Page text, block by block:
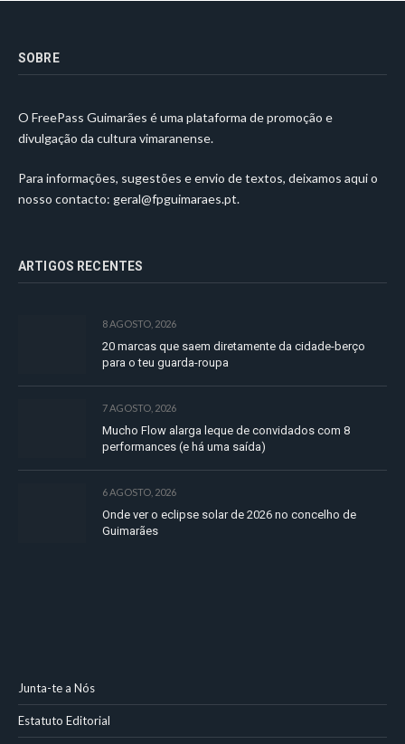
SOBRE
O FreePass Guimarães é uma plataforma de promoção e
divulgação da cultura vimaranense.
Para informações, sugestões e envio de textos, deixamos aqui o
nosso contacto: geral@fpguimaraes.pt.
ARTIGOS RECENTES
8 AGOSTO, 2026
20 marcas que saem diretamente da cidade-berço
para o teu guarda-roupa
7 AGOSTO, 2026
Mucho Flow alarga leque de convidados com 8
performances (e há uma saída)
6 AGOSTO, 2026
Onde ver o eclipse solar de 2026 no concelho de
Guimarães
Junta-te a Nós
Estatuto Editorial